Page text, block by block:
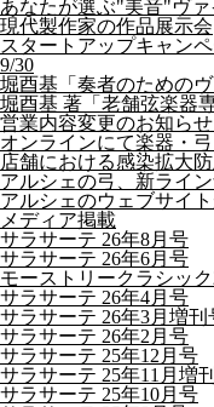
あなたが選ぶ"美音"ヴァ
現代製作家の作品展示会
スタートアップキャン
9/30
堀酉基「奏者のための
堀酉基 著「老舗弦楽器
営業内容変更のお知らせ
オンラインにて楽器・
店舗における感染拡大
アルシェの弓、新ライ
アルシェのウェブサイ
メディア掲載
サラサーテ 26年8月号
サラサーテ 26年6月号
モーストリークラシッ
サラサーテ 26年4月号
サラサーテ 26年3月増刊
サラサーテ 26年2月号
サラサーテ 25年12月号
サラサーテ 25年11月増
サラサーテ 25年10月号